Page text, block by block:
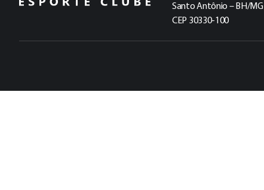
Santo Antônio – BH/MG
CEP 30330-100